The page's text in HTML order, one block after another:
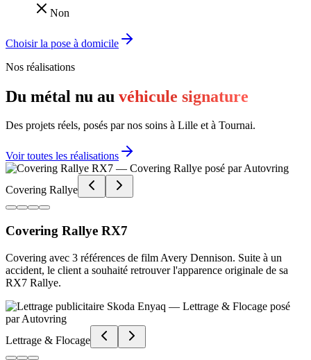
Non
Choisir la pose à domicile
Nos réalisations
Du métal nu au véhicule signature
Des projets réels, posés par nos soins à Lille et à Tournai.
Voir toutes les réalisations
Covering Rallye
Covering Rallye RX7
Covering avec 3 références de film Avery Dennison. Suite à un
accident, le client a souhaité retrouver l'apparence originale de sa
RX7 Rallye.
Lettrage & Flocage